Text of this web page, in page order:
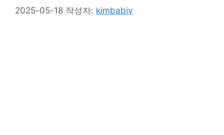
2025-05-18 작성자: kimbabiv